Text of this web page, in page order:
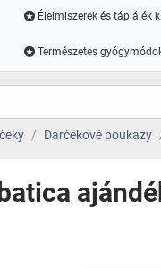
Élelmiszerek és táplálék
Természetes
Darčekové poukazy